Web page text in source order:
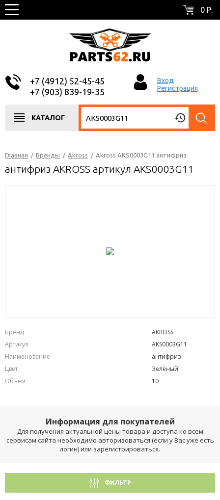
0 Р.
+7 (4912) 52-45-45
+7 (903) 839-19-35
Вход
Регистрация
КАТАЛОГ
Главная / Бренды / Akross / Akross AKS0003G11 антифриз
антифриз AKROSS артикул AKS0003G11
Бренд
AKROSS
Артикул
AKS0003G11
Наименование
антифриз
Цвет
Зелёный
Объем
10
Информация для покупателей
Для получения актуальной цены товара и доступа ко всем
сервисам сайта необходимо авторизоваться (если у Вас уже есть
логин) или зарегистрироваться.
ФИЛЬТР